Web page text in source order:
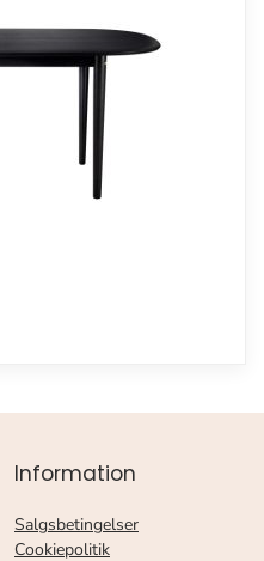
Information
Salgsbetingelser
Cookiepolitik